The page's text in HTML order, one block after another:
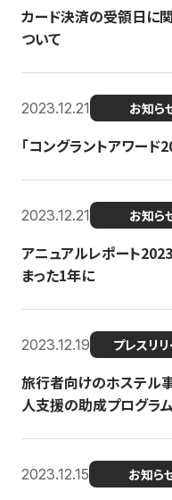
カード決済の受領日に
ついて
2023.12.21 お知ら
「コングラントアワード
2023.12.21 お知ら
アニュアルレポート
まった1年に
2023.12.19 プレスリ
旅行者向けのホステル
人支援の助成プログラ
2023.12.15 お知ら